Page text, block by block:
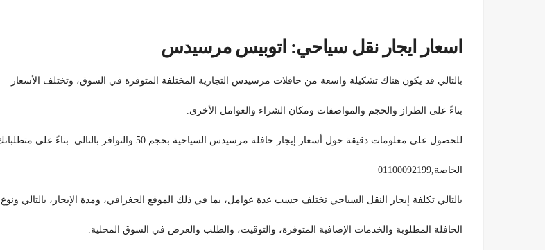
اسعار ايجار نقل سياحي: اتوبيس مرسيدس
بالتالي قد يكون هناك تشكيلة واسعة من حافلات مرسيدس التجارية المختلفة المتوفرة في السوق، وتختلف الأسعار
بناءً على الطراز والحجم والمواصفات ومكان الشراء والعوامل الأخرى.
للحصول على معلومات دقيقة حول أسعار إيجار حافلة مرسيدس السياحية بحجم 50 والتوافر بالتالي بناءً على متطلباتك
الخاصة,01100092199
بالتالي تكلفة إيجار النقل السياحي تختلف حسب عدة عوامل، بما في ذلك الموقع الجغرافي، ومدة الإيجار، بالتالي ونوع
الحافلة المطلوبة والخدمات الإضافية المتوفرة، والتوقيت، والطلب والعرض في السوق المحلية.